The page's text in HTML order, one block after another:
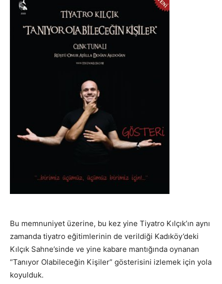
Bu memnuniyet üzerine, bu kez yine Tiyatro Kılçık’ın aynı
zamanda tiyatro eğitimlerinin de verildiği Kadıköy’deki
Kılçık Sahne’sinde ve yine kabare mantığında oynanan
“Tanıyor Olabileceğin Kişiler” gösterisini izlemek için yola
koyulduk.